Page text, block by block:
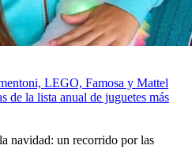
LEGO, Famosa y Mattel
de la lista anual de juguetes más
navidad: un recorrido por las